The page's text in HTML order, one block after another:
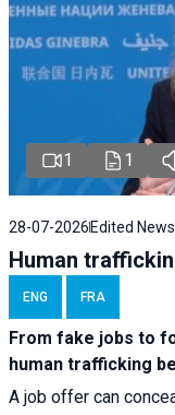
1 1
28-07-2026Edited
Human
ENG FRA
From fake jobs to
human trafficking
A job offer can